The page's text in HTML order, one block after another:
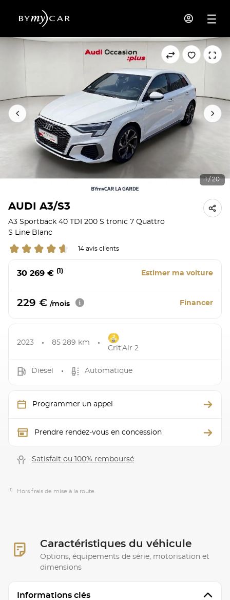
1 / 20
AUDI A3/S3
A3 Sportback 40 TDI 200 S tronic 7 Quattro
S Line Blanc
14 avis clients
30 269 € (1) Estimer ma voiture
229 € /mois Financer
2023 85 289 km
Crit'Air 2
Diesel Automatique
Programmer un appel
Prendre rendez-vous en concession
Satisfait ou 100% remboursé
(1) Hors frais de mise à la route.
Caractéristiques du véhicule
Options, équipements de série, motorisation et
dimensions
Informations clés